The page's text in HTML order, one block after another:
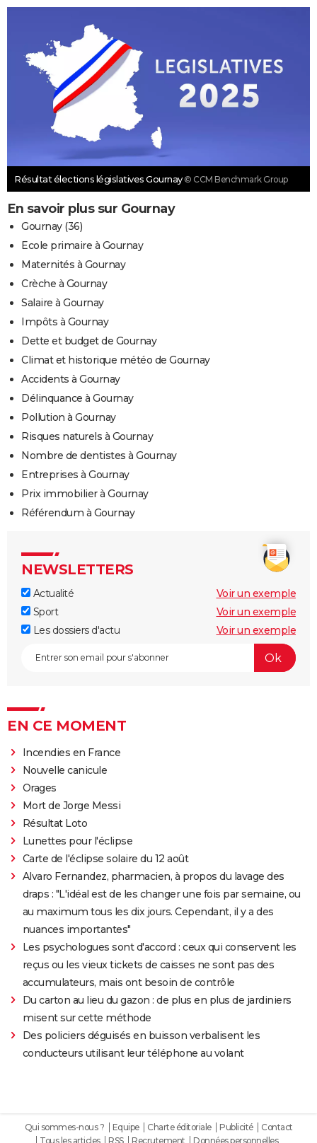
Résultat élections législatives Gournay © CCM Benchmark Group
En savoir plus sur Gournay
Gournay (36)
Ecole primaire à Gournay
Maternités à Gournay
Crèche à Gournay
Salaire à Gournay
Impôts à Gournay
Dette et budget de Gournay
Climat et historique météo de Gournay
Accidents à Gournay
Délinquance à Gournay
Pollution à Gournay
Risques naturels à Gournay
Nombre de dentistes à Gournay
Entreprises à Gournay
Prix immobilier à Gournay
Référendum à Gournay
NEWSLETTERS
Actualité
Voir un exemple
Sport
Voir un exemple
Les dossiers d'actu
Voir un exemple
EN CE MOMENT
Incendies en France
Nouvelle canicule
Orages
Mort de Jorge Messi
Résultat Loto
Lunettes pour l'éclipse
Carte de l'éclipse solaire du 12 août
Alvaro Fernandez, pharmacien, à propos du lavage des
draps : "L'idéal est de les changer une fois par semaine, ou
au maximum tous les dix jours. Cependant, il y a des
nuances importantes"
Les psychologues sont d'accord : ceux qui conservent les
reçus ou les vieux tickets de caisses ne sont pas des
accumulateurs, mais ont besoin de contrôle
Du carton au lieu du gazon : de plus en plus de jardiniers
misent sur cette méthode
Des policiers déguisés en buisson verbalisent les
conducteurs utilisant leur téléphone au volant
Qui sommes-nous ? Equipe Charte éditoriale Publicité
Contact
Tous les articles
RSS Recrutement Données personnelles